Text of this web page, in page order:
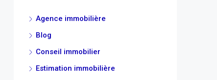
Agence immobilière
Blog
Conseil immobilier
Estimation immobilière